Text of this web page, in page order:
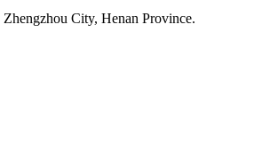
City, Henan Province.